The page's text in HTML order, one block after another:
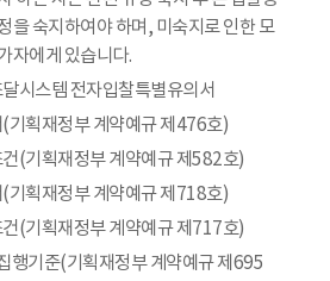
을 숙지하여야 하며, 미숙지로 인한 모
자에게 있습니다.
시스템 전자입찰특별유의서
기획재정부 계약예규 제476호)
(기획재정부 계약예규 제582호)
기획재정부 계약예규 제718호)
(기획재정부 계약예규 제717호)
행기준(기획재정부 계약예규 제695